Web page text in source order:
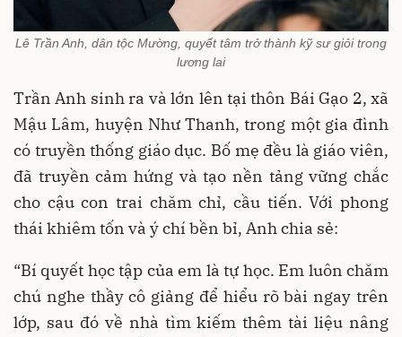
Lê Trần Anh, dân tộc Mường, quyết tâm trở thành kỹ sư giỏi trong
lương lai
Trần Anh sinh ra và lớn lên tại thôn Bái Gạo 2, xã
Mậu Lâm, huyện Như Thanh, trong một gia đình
có truyền thống giáo dục. Bố mẹ đều là giáo viên,
đã truyền cảm hứng và tạo nền tảng vững chắc
cho cậu con trai chăm chỉ, cầu tiến. Với phong
thái khiêm tốn và ý chí bền bỉ, Anh chia sẻ:
“Bí quyết học tập của em là tự học. Em luôn chăm
chú nghe thầy cô giảng để hiểu rõ bài ngay trên
lớp, sau đó về nhà tìm kiếm thêm tài liệu nâng